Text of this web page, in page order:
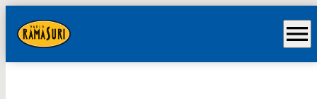
menu